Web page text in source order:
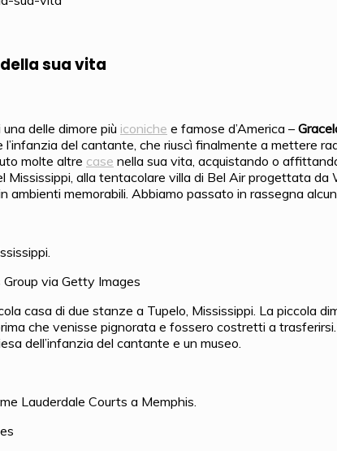
sua vita
delle dimore più iconiche e famose d’America –
del cantante, che riuscì finalmente a mettere
molte altre case nella sua vita, acquistando o
Mississippi, alla tentacolare villa di Bel Air progettata
ambienti memorabili. Abbiamo passato in rassegna
via Getty Images
casa di due stanze a Tupelo, Mississippi. La piccola
che venisse pignorata e fossero costretti a
dell’infanzia del cantante e un museo.
Lauderdale Courts a Memphis.